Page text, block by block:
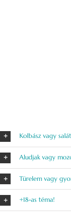
Kolbász vagy
Aludjak vagy
Türelem vagy
+18-as téma!